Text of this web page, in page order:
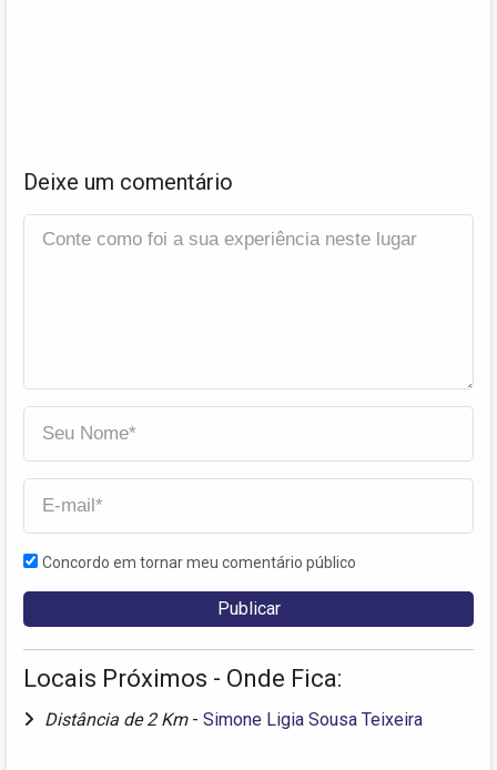
Deixe um comentário
Concordo em tornar meu comentário público
Locais Próximos - Onde Fica:
Distância de 2 Km - Simone Ligia Sousa Teixeira